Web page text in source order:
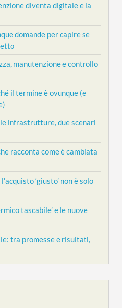
diventa digitale e la
domande per capire se
manutenzione e controllo
il termine è ovunque (e
infrastrutture, due scenari
racconta come è cambiata
‘giusto’ non è solo
tascabile’ e le nuove
tra promesse e risultati,